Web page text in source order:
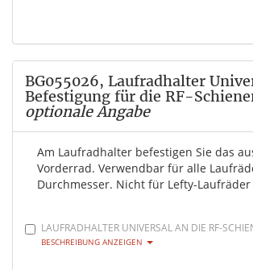
BG055026, Laufradhalter
Befestigung für die RF-
optionale Angabe
Am Laufradhalter befestigen Sie das
Vorderrad. Verwendbar für alle
Durchmesser. Nicht für Lefty-Laufräder
LAUFRADHALTER UNIVERSAL AN DIE RF-
BESCHREIBUNG ANZEIGEN